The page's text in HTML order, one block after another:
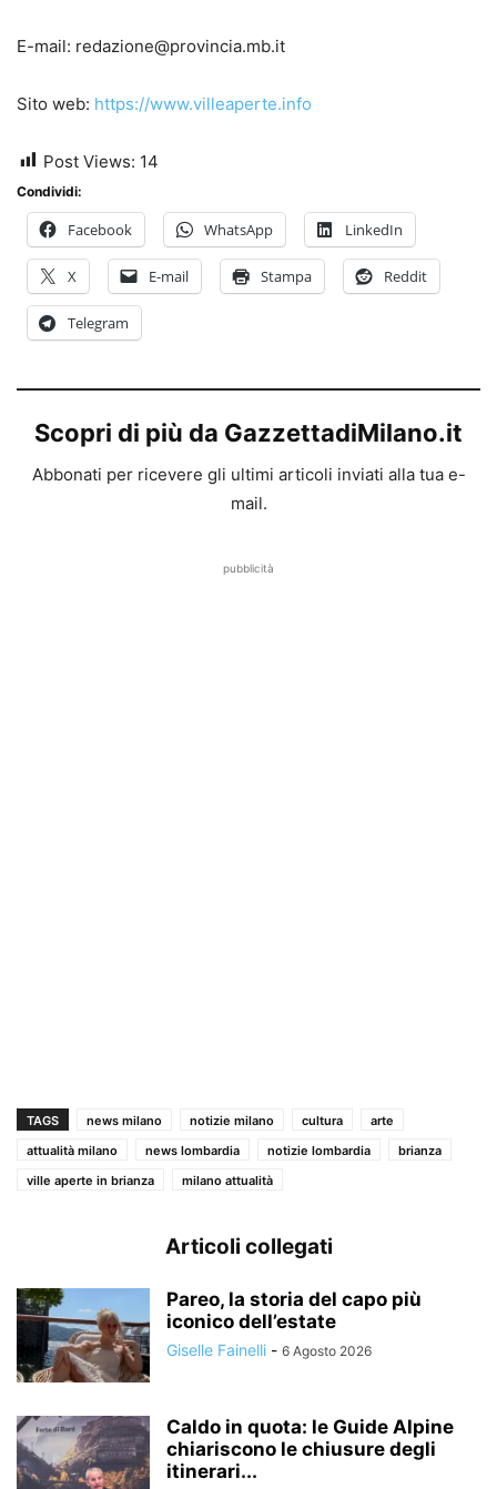
E-mail: redazione@provincia.mb.it
Sito web: https://www.villeaperte.info
Post Views: 14
Condividi:
Facebook WhatsApp LinkedIn
X E-mail Stampa Reddit
Telegram
Scopri di più da GazzettadiMilano.it
Abbonati per ricevere gli ultimi articoli inviati alla tua e-
mail.
pubblicità
TAGS news milano notizie milano cultura
arte
attualità milano
news lombardia notizie lombardia
brianza
ville aperte in brianza
milano attualità
Articoli collegati
Pareo, la storia del capo più
iconico dell’estate
Giselle Fainelli - 6 Agosto 2026
Caldo in quota: le Guide Alpine
chiariscono le chiusure degli
itinerari...